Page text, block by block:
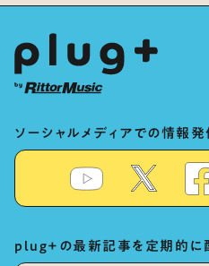
ソーシャルメディアでの情報発
plug+の最新記事を定期的に